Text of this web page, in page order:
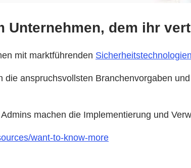
dem ihr
mit marktführenden Sicherheitstechnologien
anspruchsvollsten Branchenvorgaben
machen die Implementierung und
want-to-know-more